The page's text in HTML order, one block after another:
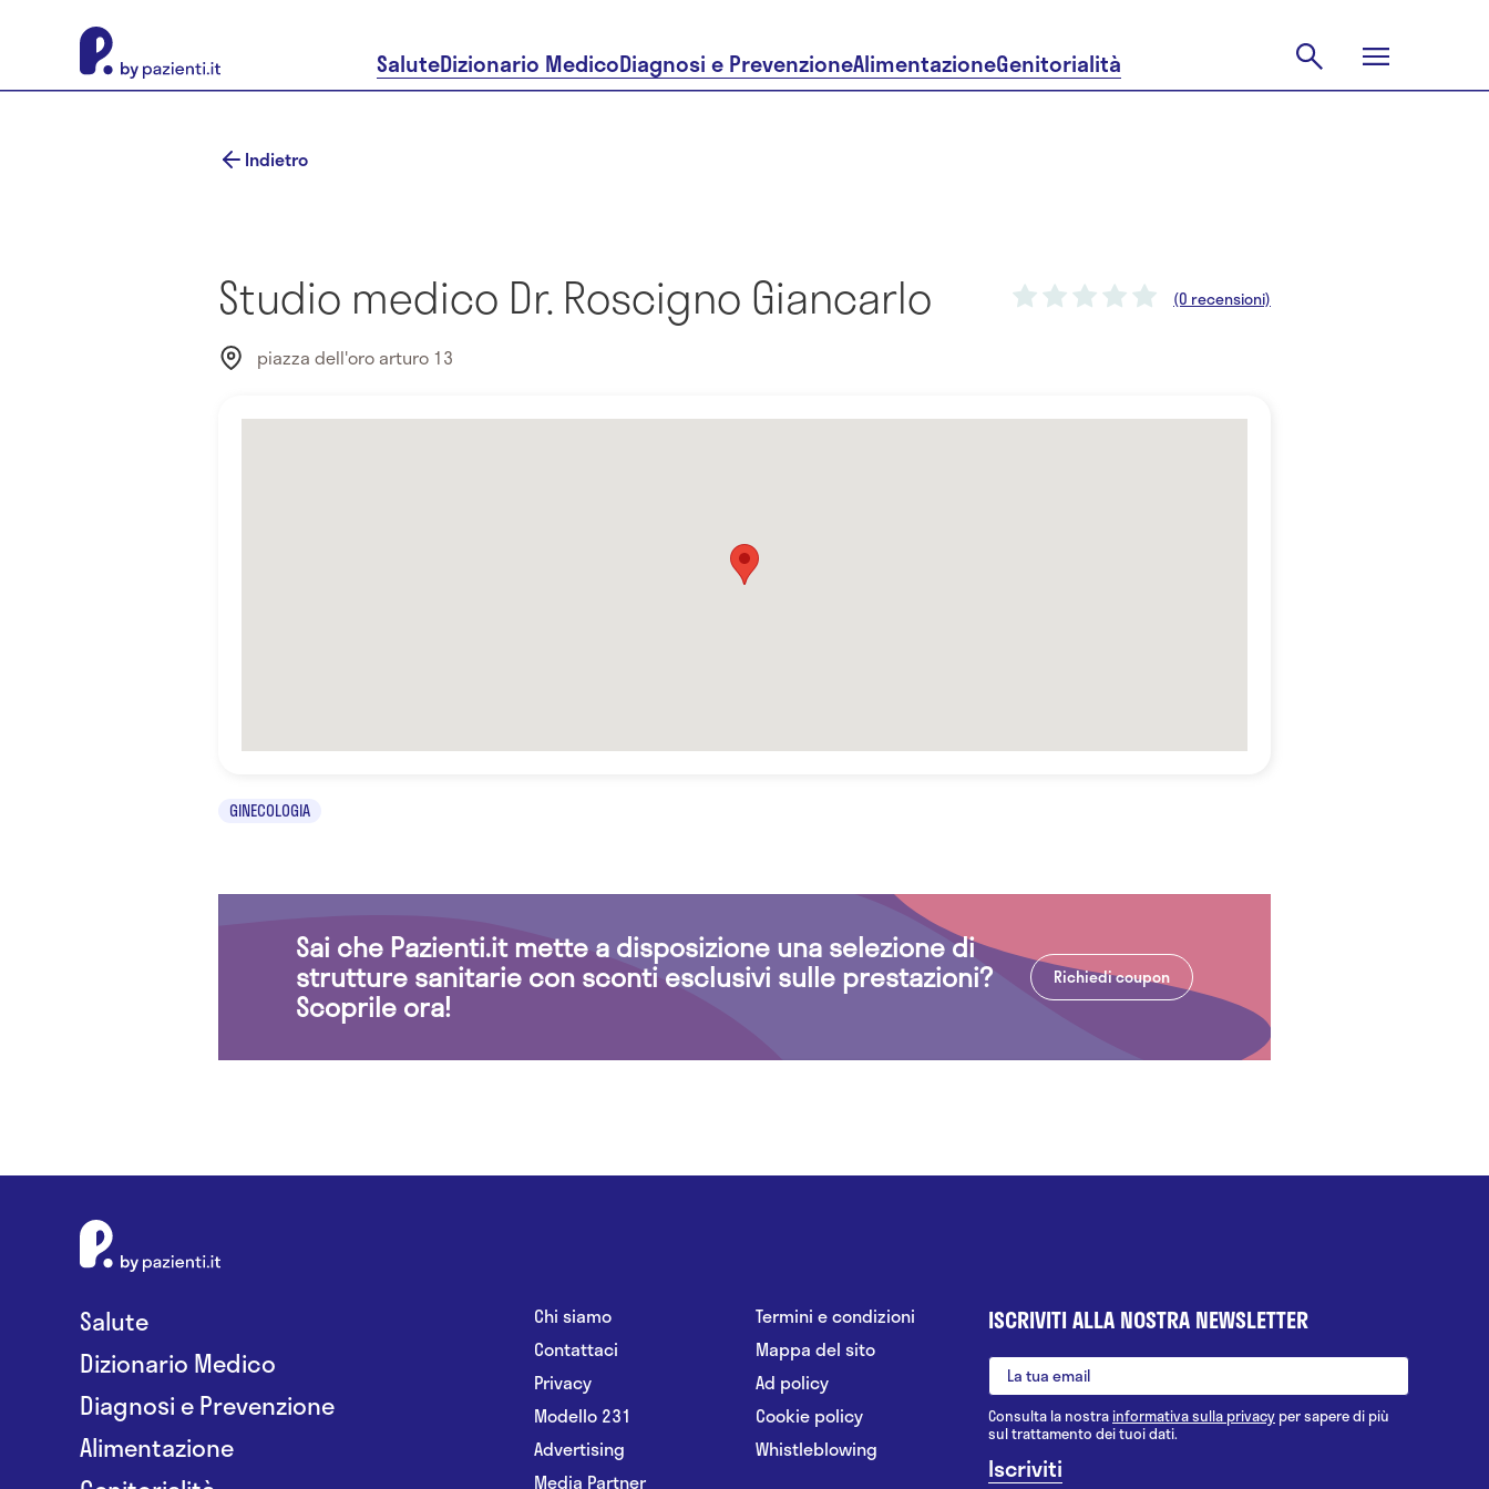
SaluteDizionario MedicoDiagnosi e PrevenzioneAlimentazioneGenitorialità
Indietro
Studio medico Dr. Roscigno Giancarlo (0 recensioni)
piazza dell'oro arturo 13
GINECOLOGIA
Sai che Pazienti.it mette a disposizione una selezione di
strutture sanitarie con sconti esclusivi sulle prestazioni?
Scoprile ora!
Richiedi coupon
Salute
Dizionario Medico
Diagnosi e Prevenzione
Alimentazione
Chi siamo
Contattaci
Privacy
Modello 231
Advertising
Media Partner
Termini e condizioni
Mappa del sito
Ad policy
Cookie policy
Whistleblowing
ISCRIVITI ALLA NOSTRA NEWSLETTER
Consulta la nostrainformativa sulla privacy per sapere di più
sul trattamento dei tuoi dati.